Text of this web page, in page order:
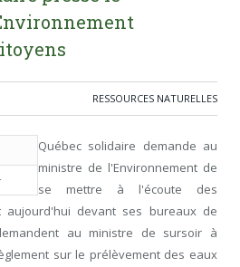
RESSOURCES NATURELLES
Québec solidaire demande au
ministre de l'Environnement de
se mettre à l'écoute des
aujourd'hui devant ses bureaux de
au ministre de sursoir à
sur le prélèvement des eaux